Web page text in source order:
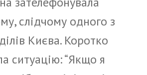
слідчому одного з
Києва. Коротко
ситуацію: “Якщо я